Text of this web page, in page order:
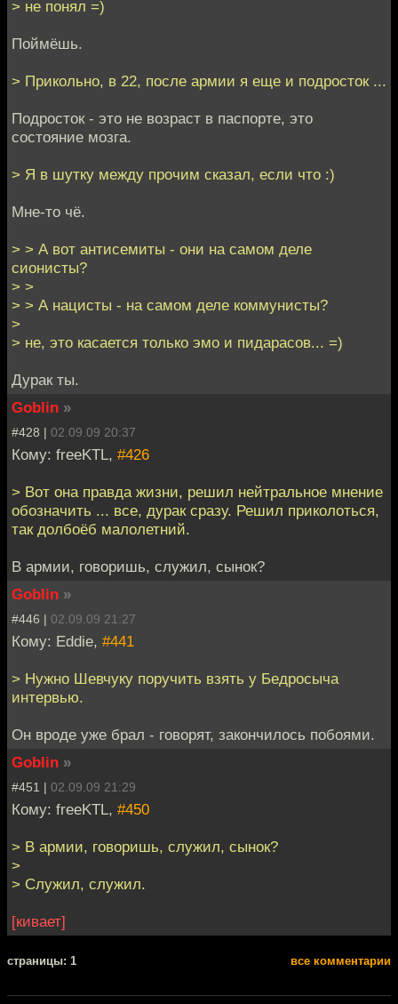
> не понял =)
Поймёшь.
> Прикольно, в 22, после армии я еще и подросток ...
Подросток - это не возраст в паспорте, это
состояние мозга.
> Я в шутку между прочим сказал, если что :)
Мне-то чё.
> > А вот антисемиты - они на самом деле
сионисты?
> >
> > А нацисты - на самом деле коммунисты?
>
> не, это касается только эмо и пидарасов... =)
Дурак ты.
Goblin »
#428 | 02.09.09 20:37
Кому: freeKTL, #426
> Вот она правда жизни, решил нейтральное мнение
обозначить ... все, дурак сразу. Решил приколоться,
так долбоёб малолетний.
В армии, говоришь, служил, сынок?
Goblin »
#446 | 02.09.09 21:27
Кому: Eddie, #441
> Нужно Шевчуку поручить взять у Бедросыча
интервью.
Он вроде уже брал - говорят, закончилось побоями.
Goblin »
#451 | 02.09.09 21:29
Кому: freeKTL, #450
> В армии, говоришь, служил, сынок?
>
> Служил, служил.
[кивает]
cтраницы: 1 все комментарии